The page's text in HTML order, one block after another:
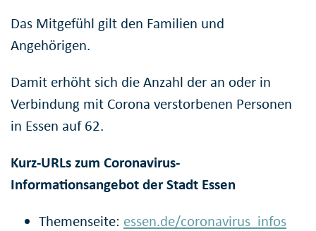
Das Mitgefühl gilt den Familien und
Angehörigen.
Damit erhöht sich die Anzahl der an oder in
Verbindung mit Corona verstorbenen Personen
in Essen auf 62.
Kurz-URLs zum Coronavirus-
Informationsangebot der Stadt Essen
Themenseite: essen.de/coronavirus_infos